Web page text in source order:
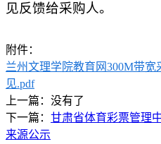
见反馈给采购人。
附件：
兰州文理学院教育网300M带
见.pdf
上一篇：没有了
下一篇： 甘肃省体育彩票管理
来源公示